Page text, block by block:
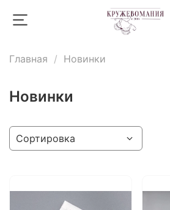
Главная Новинки
Новинки